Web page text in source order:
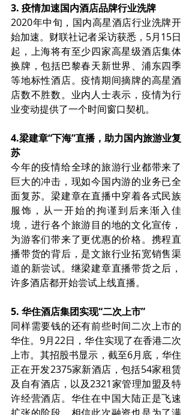
3. 疫情加速国内酒店品牌行业洗牌
2020年中旬，国内高星酒店行业洗牌开
始加速。财联社记者采访获悉，5月15日
起，上海将有至少四家高星级酒店集体
换牌，包括巴黎春天新世界、浦东四季
等地标性酒店。疫情期间摘牌的高星酒
店数不胜数。业内人士表示，疫情为行
业变动提供了一个时间窗口契机。
4.梁建章“下海”直播，助力国内旅游业复
苏
今年的疫情给全球的旅游行业都带来了
巨大的冲击，现如今国内游的业务已全
面复苏。梁建章在直播中穿着各式民族
服饰，从一开始的拘谨到后来渐入佳
境，进行各个旅游目的地的文化宣传，
为游客们带来了更优惠的价格。携程直
播带货的背后，是文旅行业拓宽销售渠
道的新尝试。继梁建章直播带货之后，
许多酒店都开始尝试上线直播。
5. 华住酒店集团实现“二次上市”
同样需要钱的还有前些时间二次上市的
华住。9月22日，华住实现了在香港二次
上市。其招股书显示，截至6月底，华住
正在开发2375家新酒店，包括54家租赁
及自有酒店，以及2321家管理加盟及特
许经营酒店。华住在中国大陆正是飞速